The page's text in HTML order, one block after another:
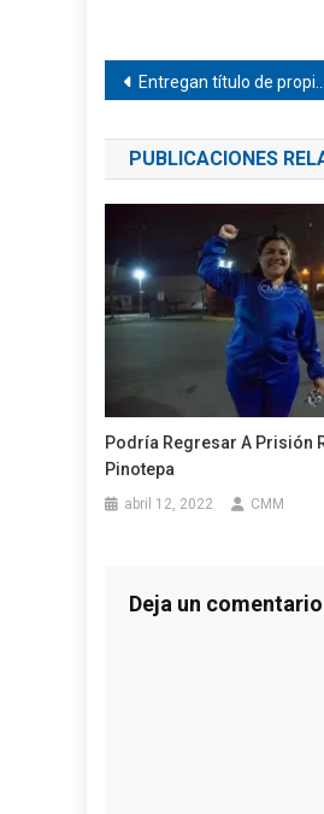
Navegación
de
entradas
Entregan título de propiedad en Pinotepa
PUBLICACIONES
Podría Regresar A Prisión
Pinotepa
abril 12, 2022 CMM
Deja un comentario